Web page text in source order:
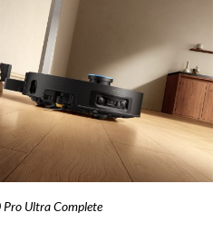
Pro Ultra Complete